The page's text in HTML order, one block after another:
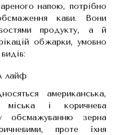
напою, потрібно
кави. Вони
продукту, а й
обжарки, умовно
американська,
міська і коричнева
зерна
проте їхня